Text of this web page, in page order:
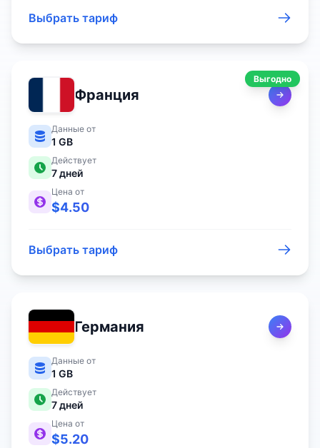
Выбрать тариф
Выгодно
Франция
Данные от
1 GB
Действует
7дней
Цена от
$4.50
Выбрать тариф
Германия
Данные от
1 GB
Действует
7дней
Цена от
$5.20